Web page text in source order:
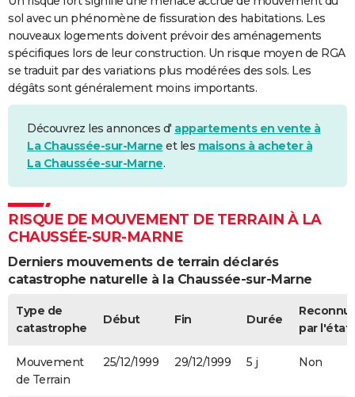
sol avec un phénomène de fissuration des habitations. Les
nouveaux logements doivent prévoir des aménagements
spécifiques lors de leur construction. Un risque moyen de RGA
se traduit par des variations plus modérées des sols. Les
dégâts sont généralement moins importants.
Découvrez les annonces d' appartements en vente à
La Chaussée-sur-Marne et les maisons à acheter à
La Chaussée-sur-Marne.
RISQUE DE MOUVEMENT DE TERRAIN À LA
CHAUSSÉE-SUR-MARNE
Derniers mouvements de terrain déclarés
catastrophe naturelle à la Chaussée-sur-Marne
Type de
catastrophe
Début Fin Durée
par l'état
Mouvement
de Terrain
25/12/1999 29/12/1999 5 j Non